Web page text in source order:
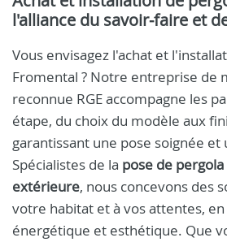
l'alliance du savoir‑faire et
Vous envisagez l'achat et
Fromental ? Notre entreprise de
reconnue RGE accompagne les
étape, du choix du modèle aux
garantissant une pose soignée
Spécialistes de la pose de pergola
extérieure, nous concevons des
votre habitat et à vos attentes,
énergétique et esthétique. Que